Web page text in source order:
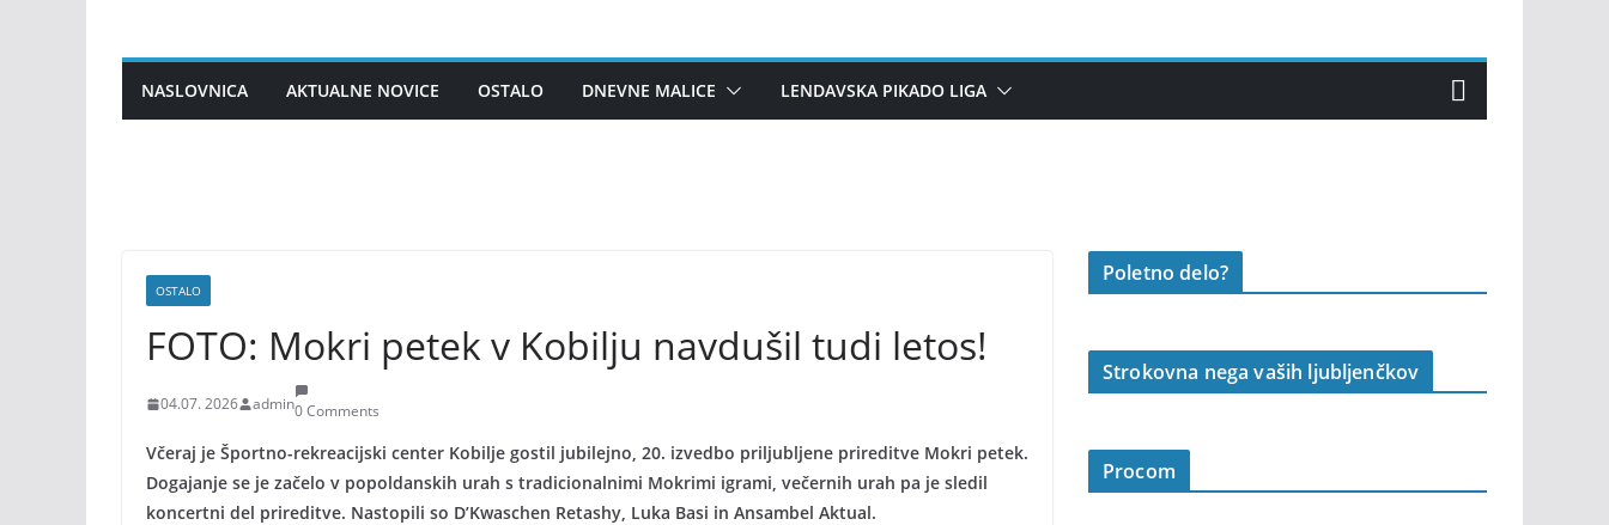
contentNASLOVNICA AKTUALNE NOVICE OSTALO DNEVNE MALICE LENDAVSKA PIKADO LIGA
OSTALO
FOTO: Mokri petek v Kobilju navdušil tudi letos!
04.07. 2026 admin0 Comments
Včeraj je Športno-rekreacijski center Kobilje gostil jubilejno, 20. izvedbo priljubljene prireditve Mokri petek.
Dogajanje se je začelo v popoldanskih urah s tradicionalnimi Mokrimi igrami, večernih urah pa je sledil
koncertni del prireditve. Nastopili so D’Kwaschen Retashy, Luka Basi in Ansambel Aktual.
Poletno delo?
Strokovna nega vaših ljubljenčkov
Procom